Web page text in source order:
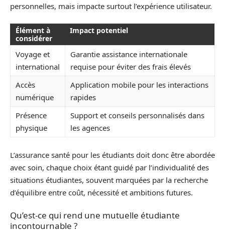
personnelles, mais impacte surtout l’expérience utilisateur.
Élément à
considérer
Impact potentiel
Voyage et
international
Garantie assistance internationale
requise pour éviter des frais élevés
Accès
numérique
Application mobile pour les interactions
rapides
Présence
physique
Support et conseils personnalisés dans
les agences
L’assurance santé pour les étudiants doit donc être abordée
avec soin, chaque choix étant guidé par l’individualité des
situations étudiantes, souvent marquées par la recherche
d’équilibre entre coût, nécessité et ambitions futures.
Qu’est-ce qui rend une mutuelle étudiante
incontournable ?